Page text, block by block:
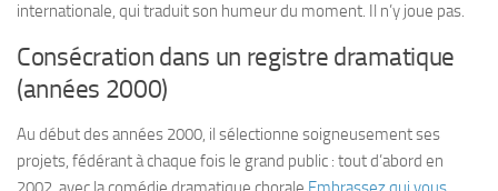
internationale, qui traduit son humeur du moment. Il n’y joue pas.
Consécration dans un registre dramatique
(années 2000)
Au début des années 2000, il sélectionne soigneusement ses
projets, fédérant à chaque fois le grand public : tout d’abord en